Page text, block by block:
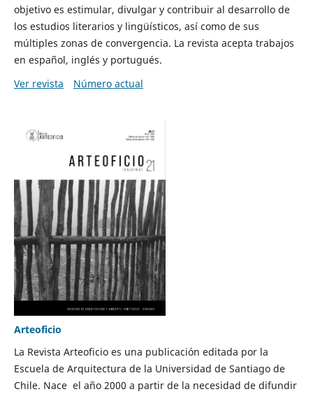
objetivo es estimular, divulgar y contribuir al desarrollo de
los estudios literarios y lingüísticos, así como de sus
múltiples zonas de convergencia. La revista acepta trabajos
en español, inglés y portugués.
Ver revista
Número actual
Arteoficio
La Revista Arteoficio es una publicación editada por la
Escuela de Arquitectura de la Universidad de Santiago de
Chile. Nace el año 2000 a partir de la necesidad de difundir